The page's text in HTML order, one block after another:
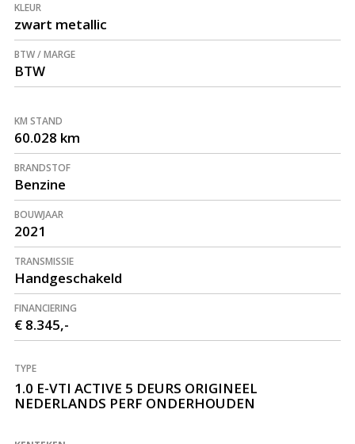
KLEUR
zwart metallic
BTW / MARGE
BTW
KM STAND
60.028 km
BRANDSTOF
Benzine
BOUWJAAR
2021
TRANSMISSIE
Handgeschakeld
FINANCIERING
€ 8.345,-
TYPE
1.0 E-VTI ACTIVE 5 DEURS ORIGINEEL
NEDERLANDS PERF ONDERHOUDEN